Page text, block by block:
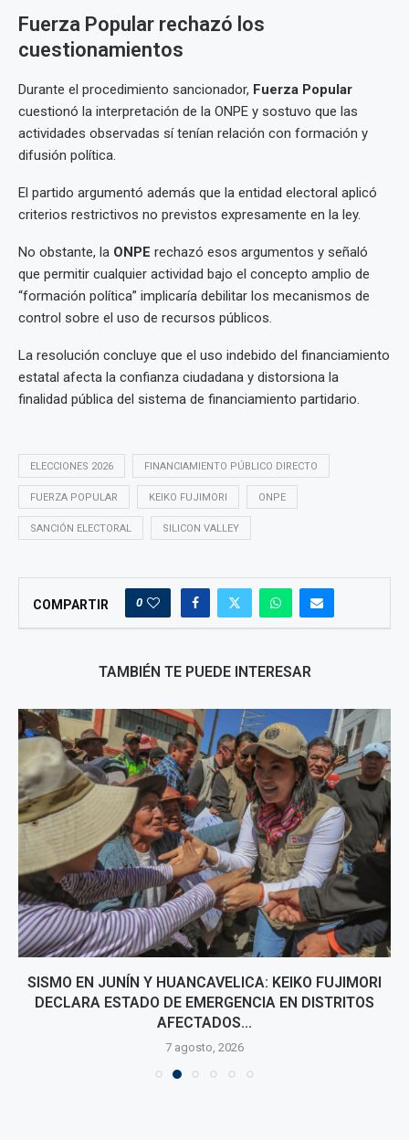
Fuerza Popular rechazó los
cuestionamientos
Durante el procedimiento sancionador, Fuerza Popular
cuestionó la interpretación de la ONPE y sostuvo que las
actividades observadas sí tenían relación con formación y
difusión política.
El partido argumentó además que la entidad electoral aplicó
criterios restrictivos no previstos expresamente en la ley.
No obstante, la ONPE rechazó esos argumentos y señaló
que permitir cualquier actividad bajo el concepto amplio de
“formación política” implicaría debilitar los mecanismos de
control sobre el uso de recursos públicos.
La resolución concluye que el uso indebido del financiamiento
estatal afecta la confianza ciudadana y distorsiona la
finalidad pública del sistema de financiamiento partidario.
ELECCIONES 2026 FINANCIAMIENTO PÚBLICO DIRECTO
FUERZA POPULAR KEIKO FUJIMORI ONPE
SANCIÓN ELECTORAL SILICON VALLEY
COMPARTIR 0
TAMBIÉN TE PUEDE INTERESAR
SISMO EN JUNÍN Y HUANCAVELICA: KEIKO FUJIMORI
DECLARA ESTADO DE EMERGENCIA EN DISTRITOS
AFECTADOS...
7 agosto, 2026